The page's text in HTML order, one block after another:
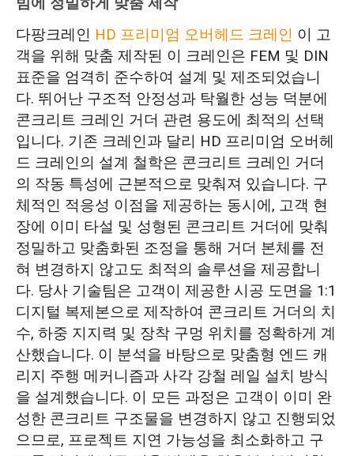
다팡크레인 HD 프리미엄 오버헤드 크레인 이 고
객을 위해 맞춤 제작된 이 크레인은 FEM 및 DIN
표준을 엄격히 준수하여 설계 및 제조되었습니
다. 뛰어난 구조적 안정성과 탁월한 성능 덕분에
콘크리트 크레인 거더 관련 용도에 최적의 선택
입니다. 기존 크레인과 달리 HD 프리미엄 오버헤
드 크레인의 설계 철학은 콘크리트 크레인 거더
의 작동 특성에 근본적으로 맞춰져 있습니다. 구
체적인 적응성 이점을 제공하는 동시에, 고객 현
장에 이미 타설 및 성형된 콘크리트 거더에 맞춰
정밀하고 맞춤화된 조정을 통해 거더 본체를 전
혀 변경하지 않고도 최적의 솔루션을 제공합니
다. 당사 기술팀은 고객이 제공한 시공 도면을 1:1
디지털 복제본으로 제작하여 콘크리트 거더의 치
수, 하중 지지력 및 장착 구멍 위치를 정확하게 계
산했습니다. 이 분석을 바탕으로 맞춤형 엔드 캐
리지 주행 메커니즘과 사각 강철 레일 설치 방식
을 설계했습니다. 이 모든 과정은 고객이 이미 완
성한 콘크리트 구조물을 변경하지 않고 진행되었
으므로, 프로젝트 지연 가능성을 최소화하고 구